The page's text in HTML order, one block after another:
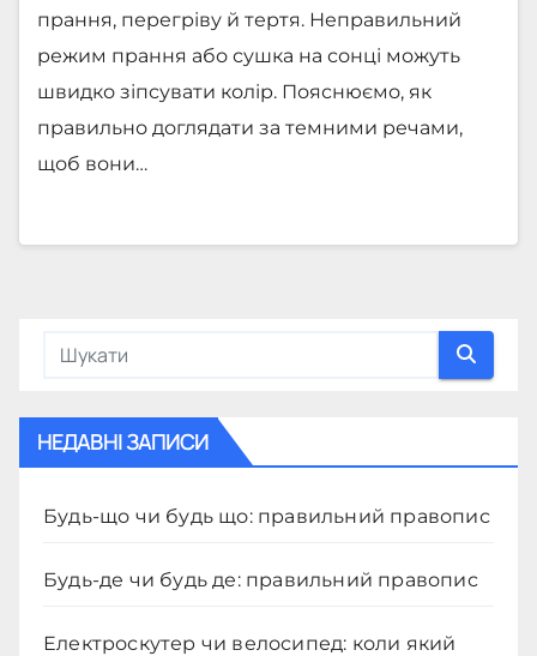
прання, перегріву й тертя. Неправильний
режим прання або сушка на сонці можуть
швидко зіпсувати колір. Пояснюємо, як
правильно доглядати за темними речами,
щоб вони…
НЕДАВНІ ЗАПИСИ
Будь-що чи будь що: правильний правопис
Будь-де чи будь де: правильний правопис
Електроскутер чи велосипед: коли який